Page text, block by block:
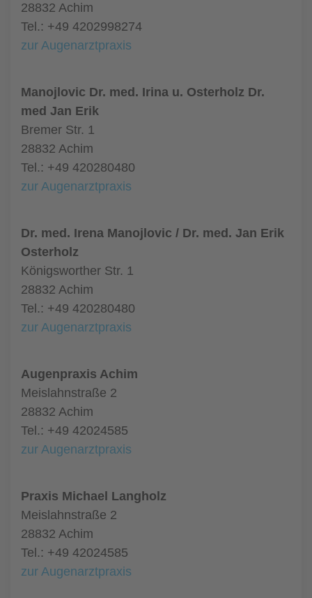
28832 Achim
Tel.: +49 4202998274
zur Augenarztpraxis
Manojlovic Dr. med. Irina u. Osterholz Dr.
med Jan Erik
Bremer Str. 1
28832 Achim
Tel.: +49 420280480
zur Augenarztpraxis
Dr. med. Irena Manojlovic / Dr. med. Jan Erik
Osterholz
Königsworther Str. 1
28832 Achim
Tel.: +49 420280480
zur Augenarztpraxis
Augenpraxis Achim
Meislahnstraße 2
28832 Achim
Tel.: +49 42024585
zur Augenarztpraxis
Praxis Michael Langholz
Meislahnstraße 2
28832 Achim
Tel.: +49 42024585
zur Augenarztpraxis